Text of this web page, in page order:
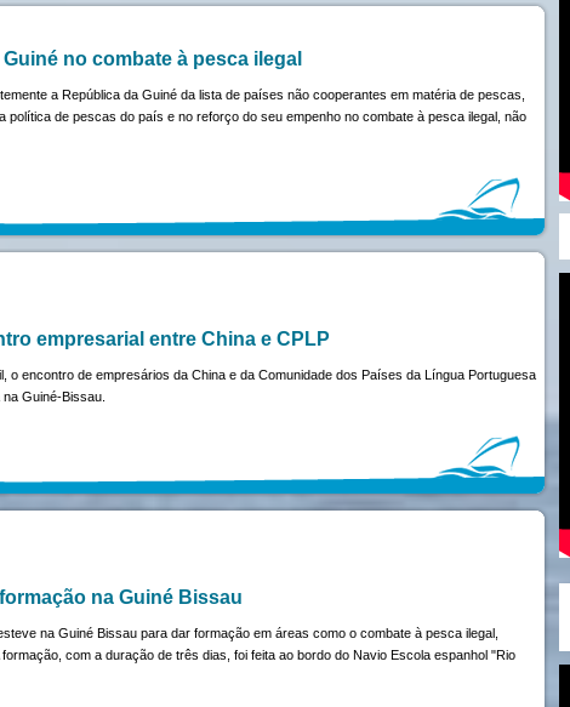
no combate à pesca ilegal
a República da Guiné da lista de países não cooperantes em matéria de pescas,
política de pescas do país e no reforço do seu empenho no combate à pesca ilegal, não
empresarial entre China e CPLP
o encontro de empresá­rios da China e da Comunidade dos Países da Língua Portuguesa
Guiné­-Bissau.
na Guiné Bissau
na Guiné Bissau para dar formação em áreas como o combate à pesca ilegal,
com a duração de três dias, foi feita ao bordo do Navio Escola espanhol "Rio